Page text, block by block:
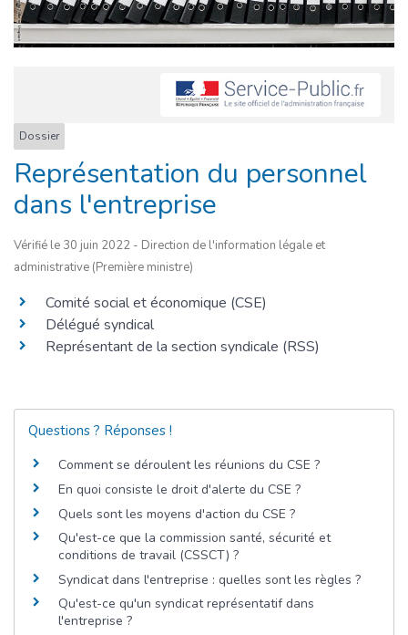
Dossier
Représentation du personnel
dans l'entreprise
Vérifié le 30 juin 2022 - Direction de l'information légale et
administrative (Première ministre)
Comité social et économique (CSE)
Délégué syndical
Représentant de la section syndicale (RSS)
Questions ? Réponses !
Comment se déroulent les réunions du CSE ?
En quoi consiste le droit d'alerte du CSE ?
Quels sont les moyens d'action du CSE ?
Qu'est-ce que la commission santé, sécurité et
conditions de travail (CSSCT) ?
Syndicat dans l'entreprise : quelles sont les règles ?
Qu'est-ce qu'un syndicat représentatif dans
l'entreprise ?